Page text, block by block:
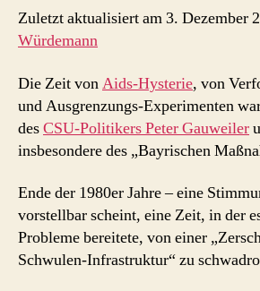
Zuletzt aktualisiert am 3. Dezember
Würdemann
Die Zeit vonAids-Hysterie, von
und Ausgrenzungs-Experimenten
desCSU-Politikers Peter Gauweiler
insbesondere des „Bayrischen
Ende der 1980er Jahre – eine
vorstellbar scheint, eine Zeit, in der
Probleme bereitete, von einer
Schwulen-Infrastruktur“ zu